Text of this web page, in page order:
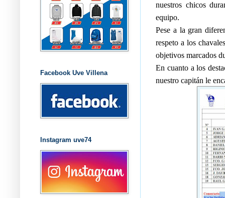
nuestros chicos
equipo.
Pese a la gran
respeto a los
objetivos marcados
En cuanto a los
nuestro capitán le
Facebook Uve Villena
Instagram uve74